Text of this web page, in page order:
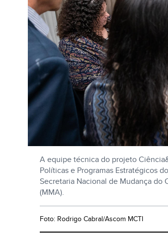
A equipe técnica do projeto
Políticas e Programas Estratégicos
Secretaria Nacional de Mudança
(MMA).
Foto: Rodrigo Cabral/Ascom MCTI